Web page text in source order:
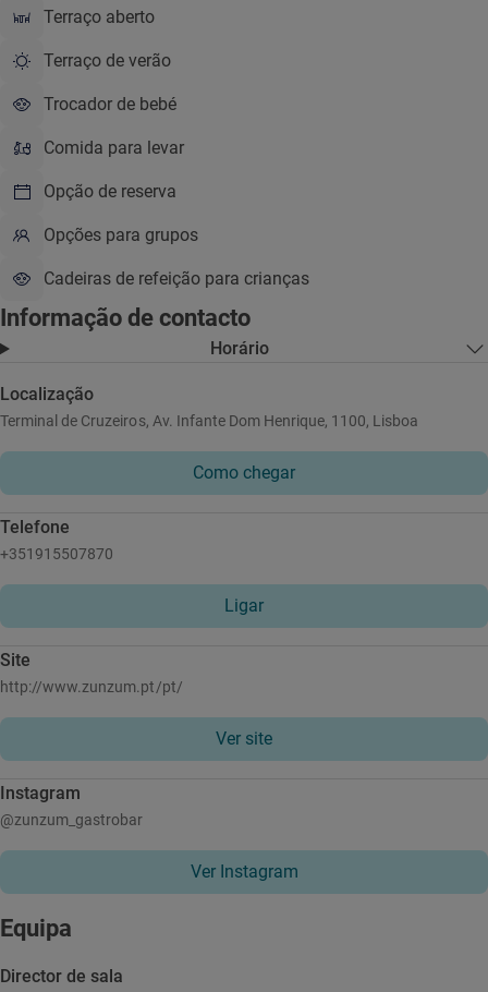
Terraço aberto
Terraço de verão
Trocador de bebé
Comida para levar
Opção de reserva
Opções para grupos
Cadeiras de refeição para crianças
Informação de contacto
Horário
Localização
Terminal de Cruzeiros, Av. Infante Dom Henrique, 1100, Lisboa
Como chegar
Telefone
+351915507870
Ligar
Site
http://www.zunzum.pt/pt/
Ver site
Instagram
@zunzum_gastrobar
Ver Instagram
Equipa
Director de sala